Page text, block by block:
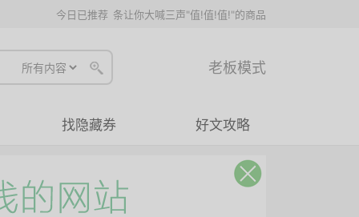
今日已推荐 条让你大喊三声"值!值!值!"的商品
老板模式
找隐藏券 好文攻略